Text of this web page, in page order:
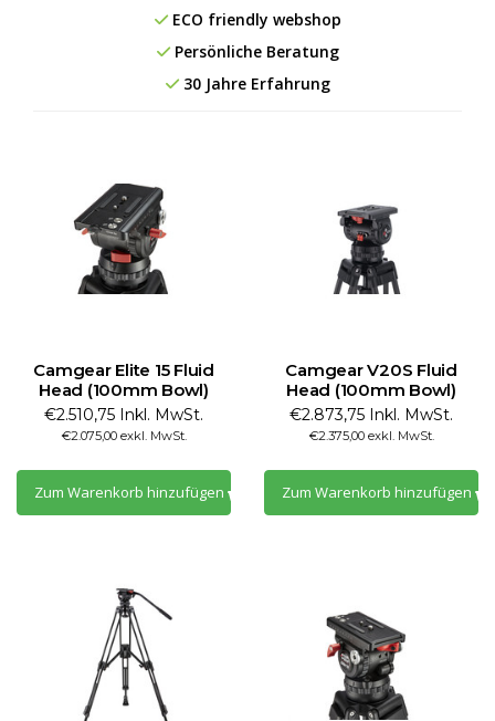
ECO friendly webshop
Persönliche Beratung
30 Jahre Erfahrung
Camgear Elite 15 Fluid
Head (100mm Bowl)
€2.510,75 Inkl. MwSt.
€2.075,00 exkl. MwSt.
Zum Warenkorb hinzufügen
Camgear V20S Fluid
Head (100mm Bowl)
€2.873,75 Inkl. MwSt.
€2.375,00 exkl. MwSt.
Zum Warenkorb hinzufügen